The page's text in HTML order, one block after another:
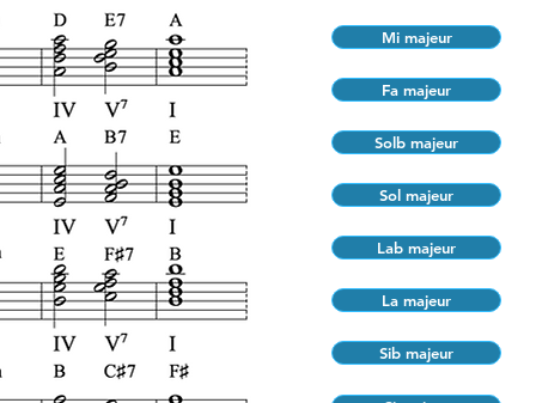
Mi majeur
Fa majeur
Solb majeur
Sol majeur
Lab majeur
La majeur
Sib majeur